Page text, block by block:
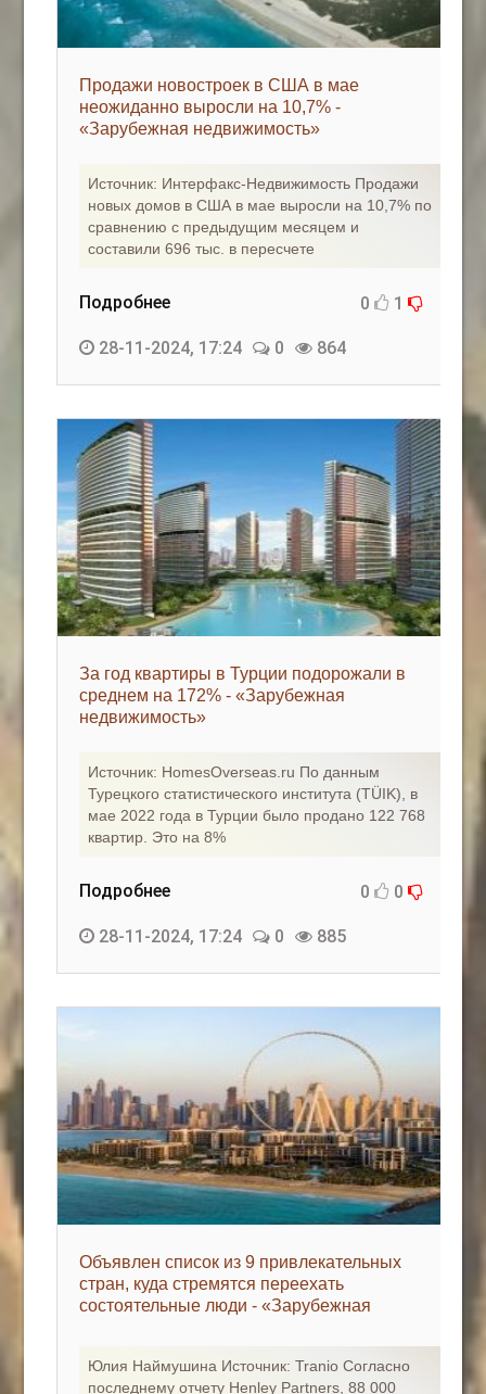
Продажи новостроек в США в мае
неожиданно выросли на 10,7% -
«Зарубежная недвижимость»
Источник: Интерфакс-Недвижимость Продажи
новых домов в США в мае выросли на 10,7% по
сравнению с предыдущим месяцем и
составили 696 тыс. в пересчете
Подробнее 0 1
28-11-2024, 17:24 0 864
За год квартиры в Турции подорожали в
среднем на 172% - «Зарубежная
недвижимость»
Источник: HomesOverseas.ru По данным
Турецкого статистического института (TÜIK), в
мае 2022 года в Турции было продано 122 768
квартир. Это на 8%
Подробнее 0 0
28-11-2024, 17:24 0 885
Объявлен список из 9 привлекательных
стран, куда стремятся переехать
состоятельные люди - «Зарубежная
Юлия Наймушина Источник: Tranio Согласно
последнему отчету Henley Partners, 88 000